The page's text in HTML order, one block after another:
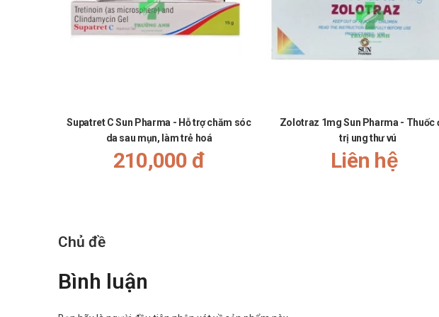
Rối loạn mạch: cơn nóng bừng, tăng huyết áp.
Tương tác
Các chất ức chế cytochrom CYP3 A4: Tránh điều trị phối hợp thuốc này với
Nhựa gắn acid mật: Simvastatin và nhựa gắn acid mật (cholestyramin,
tránh tương tác rõ rệt do thuốc gắn vào nhựa.
Supatret C Sun Pharma - Hỗ trợ chăm sóc
da sau mụn, làm trẻ hoá
210,000 đ
Zolotraz 1mg Sun Pharma - Thuốc
trị ung thư vú
Liên hệ
Chủ đề
Bình luận